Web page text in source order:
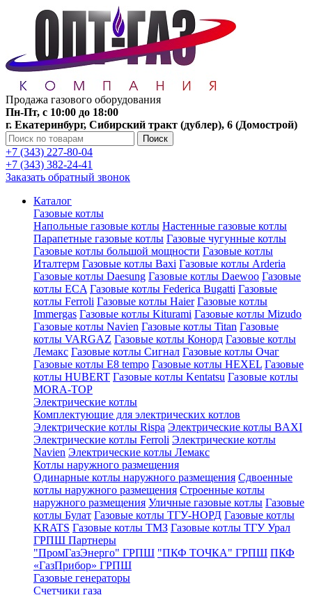
Продажа газового оборудования
Пн-Пт, с 10:00 до 18:00
г. Екатеринбург, Сибирский тракт (дублер), 6 (Домострой)
Поиск
+7 (343) 227-80-04
+7 (343) 382-24-41
Заказать обратный звонок
Каталог
Газовые котлы
Напольные газовые котлы Настенные газовые котлы
Парапетные газовые котлы Газовые чугунные котлы
Газовые котлы большой мощности Газовые котлы
Италтерм Газовые котлы Baxi Газовые котлы Arderia
Газовые котлы Daesung Газовые котлы Daewoo Газовые
котлы ECA Газовые котлы Federica Bugatti Газовые
котлы Ferroli Газовые котлы Haier Газовые котлы
Immergas Газовые котлы Kiturami Газовые котлы Mizudo
Газовые котлы Navien Газовые котлы Titan Газовые
котлы VARGAZ Газовые котлы Конорд Газовые котлы
Лемакс Газовые котлы Сигнал Газовые котлы Очаг
Газовые котлы E8 tempo Газовые котлы HEXEL Газовые
котлы HUBERT Газовые котлы Kentatsu Газовые котлы
MORA-TOP
Электрические котлы
Комплектующие для электрических котлов
Электрические котлы Rispa Электрические котлы BAXI
Электрические котлы Ferroli Электрические котлы
Navien Электрические котлы Лемакс
Котлы наружного размещения
Одинарные котлы наружного размещения Сдвоенные
котлы наружного размещения Строенные котлы
наружного размещения Уличные газовые котлы Газовые
котлы Булат Газовые котлы ТГУ-НОРД Газовые котлы
KRATS Газовые котлы ТМЗ Газовые котлы ТГУ Урал
ГРПШ Партнеры
"ПромГазЭнерго" ГРПШ "ПКФ ТОЧКА" ГРПШ ПКФ
«ГазПрибор» ГРПШ
Газовые генераторы
Счетчики газа